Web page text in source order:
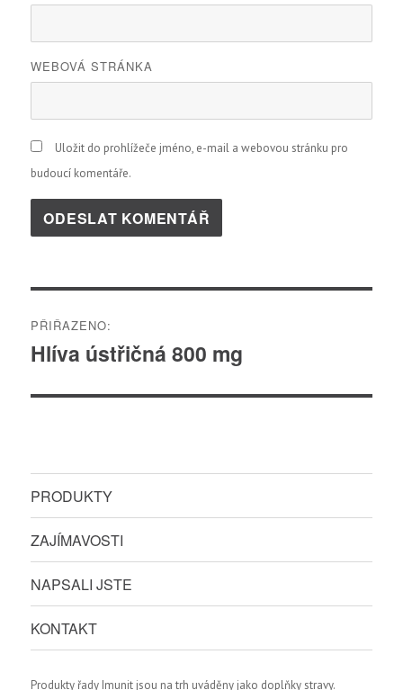
WEBOVÁ STRÁNKA
Uložit do prohlížeče jméno, e-mail a webovou stránku pro
budoucí komentáře.
pro
PŘIŘAZENO:
Hlíva ústřičná 800 mg
PRODUKTY
ZAJÍMAVOSTI
NAPSALI JSTE
KONTAKT
Produkty řady Imunit jsou na trh uváděny jako doplňky stravy.